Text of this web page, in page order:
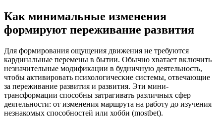
Как минимальные изменения
формируют переживание развития
Для формирования ощущения движения не требуются
кардинальные перемены в бытии. Обычно хватает включить
незначительные модификации в будничную деятельность,
чтобы активировать психологические системы, отвечающие
за переживание развития и развития. Эти мини-
трансформации способны затрагивать различных сфер
деятельности: от изменения маршрута на работу до изучения
незнакомых способностей или хобби (mostbet).